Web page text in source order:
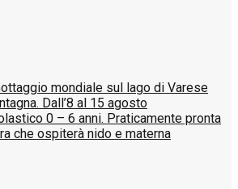
mondiale sul lago di Varese
Dall’8 al 15 agosto
0 – 6 anni. Praticamente pronta
che ospiterà nido e materna